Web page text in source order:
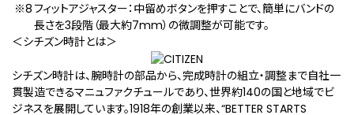
フィットアジャスター：中留めボタンを押すことで、簡単にバンドの
長さを3段階（最大約7mm）の微調整が可能です。
＜シチズン時計とは＞
シチズン時計は、腕時計の部品から、完成時計の組立・調整まで自社一
貫製造できるマニュファクチュールであり、世界約140の国と地域でビ
ジネスを展開しています。1918年の創業以来、“BETTER STARTS